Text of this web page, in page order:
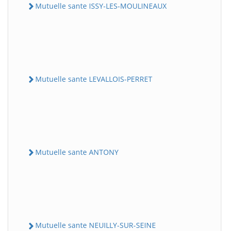
Mutuelle sante ISSY-LES-MOULINEAUX
Mutuelle sante LEVALLOIS-PERRET
Mutuelle sante ANTONY
Mutuelle sante NEUILLY-SUR-SEINE